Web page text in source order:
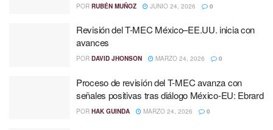
POR RUBÉN MUÑOZ JUNIO 24, 2026 0
Revisión del T-MEC México–EE.UU. inicia con
avances
POR DAVID JHONSON MARZO 24, 2026 0
Proceso de revisión del T-MEC avanza con
señales positivas tras diálogo México-EU: Ebrard
POR HAK GUINDA MARZO 24, 2026 0